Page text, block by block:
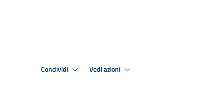
Condividi Vedi azioni